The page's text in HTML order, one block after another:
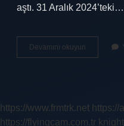
aştı. 31 Aralık 2024’teki…
Devamını okuyun Bulancak
Ilçesi
https://www.frmtrk.net https://
https://flyingcam.com.tr